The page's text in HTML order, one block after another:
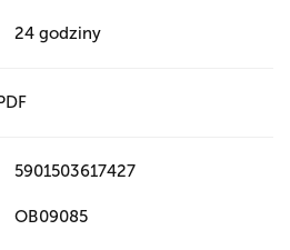
24 godziny
5901503617427
OB09085